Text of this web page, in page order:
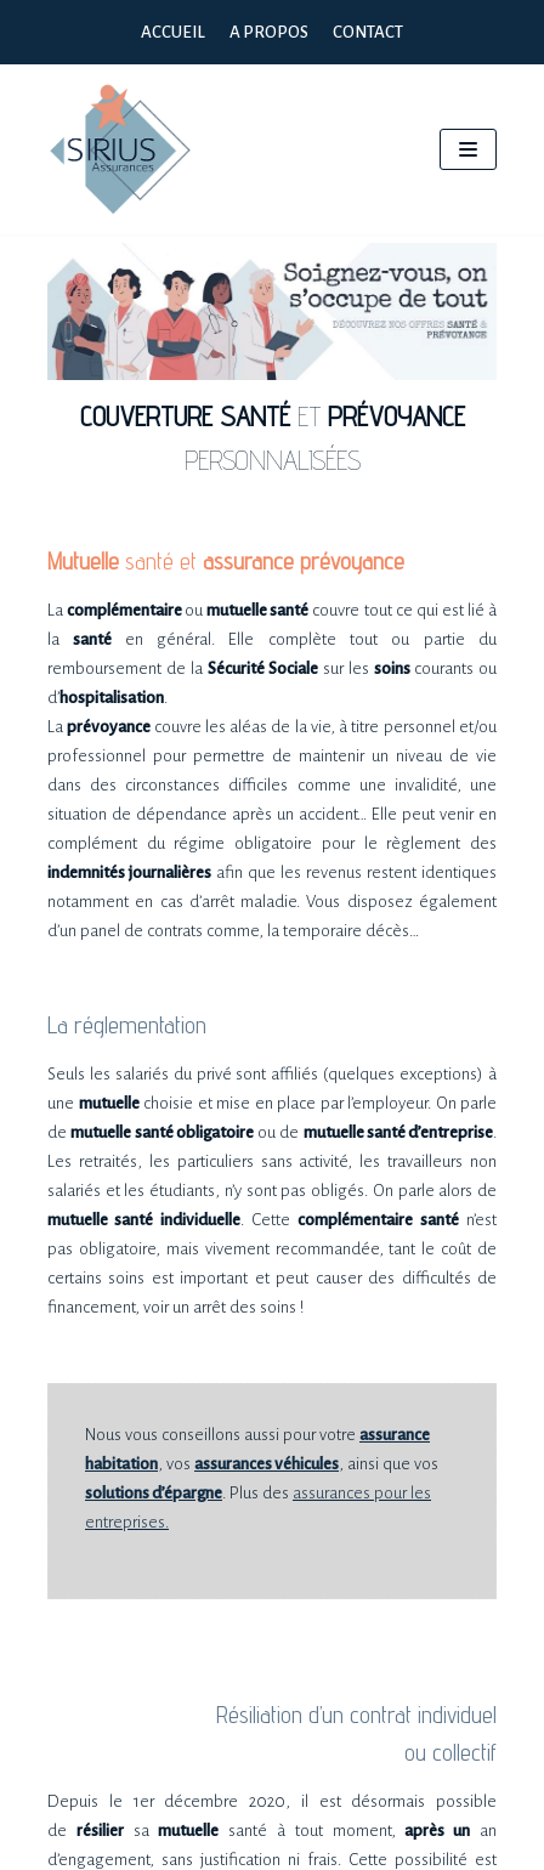
ACCUEIL A PROPOS CONTACT
COUVERTURE SANTÉET PRÉVOYANCE
PERSONNALISÉES
Mutuelle santé et assurance prévoyance
Lacomplémentaire oumutuelle santé couvre tout ce qui est lié à
lasanté en général. Elle complète tout ou partie du
remboursement de la Sécurité Sociale sur les soins courants ou
d’hospitalisation.
Laprévoyance couvre les aléas de la vie, à titre personnel et/ou
professionnel pour permettre de maintenir un niveau de vie
dans des circonstances difficiles comme une invalidité, une
situation de dépendance après un accident… Elle peut venir en
complément du régime obligatoire pour le règlement des
indemnités journalières afin que les revenus restent identiques
notamment en cas d’arrêt maladie. Vous disposez également
d’un panel de contrats comme, la temporaire décès…
La réglementation
Seuls les salariés du privé sont affiliés (quelques exceptions) à
une mutuellechoisie et mise en place par l’employeur. On parle
demutuelle santé obligatoireou de mutuelle santé d’entreprise
Les retraités, les particuliers sans activité, les travailleurs non
salariés et les étudiants, n’y sont pas obligés. On parle alors de
mutuelle santé individuelle. Cettecomplémentaire santén’est
pas obligatoire, mais vivement recommandée, tant le coût de
certains soins est important et peut causer des difficultés de
financement, voir un arrêt des soins !
Nous vous conseillons aussi pour votre assurance
habitation , vos assurances véhicules , ainsi que vos
solutions d’épargne . Plus des assurances pour les
entreprises.
Résiliation d’un contrat individuel
ou collectif
Depuis le 1er décembre 2020, il est désormais possible
de résiliersamutuelle santé à tout moment,après un an
d’engagement, sans justification ni frais. Cette possibilité est